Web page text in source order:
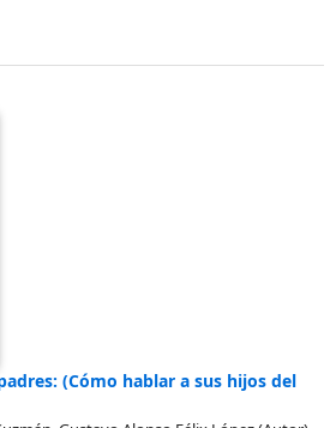
(Cómo hablar a sus hijos del